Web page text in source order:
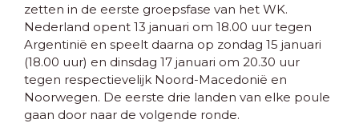
zetten in de eerste groepsfase van het WK.
Nederland opent 13 januari om 18.00 uur tegen
Argentinië en speelt daarna op zondag 15 januari
(18.00 uur) en dinsdag 17 januari om 20.30 uur
tegen respectievelijk Noord-Macedonië en
Noorwegen. De eerste drie landen van elke poule
gaan door naar de volgende ronde.